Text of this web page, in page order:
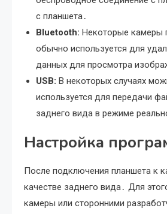
с планшета․
Bluetooth: Некоторые камеры
обычно используется для
данных для просмотра
USB: В некоторых случаях
используется для передачи
заднего вида в режиме
Настройка
После подключения планшета к
качестве заднего вида․ Для
камеры или сторонними